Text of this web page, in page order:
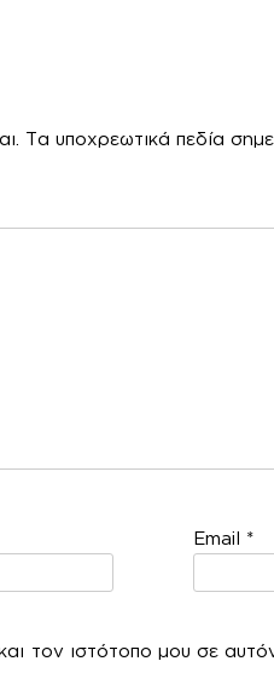
Τα υποχρεωτικά πεδία
Email *
τον ιστότοπο μου σε